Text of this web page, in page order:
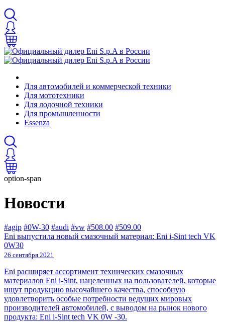
Для автомобилей и коммерческой техники
Для мототехники
Для лодочной техники
Для промышленности
Essenza
option-span
Новости
#agip #0W-30 #audi #vw #508.00 #509.00
Eni выпустила новый смазочный материал: Eni i-Sint tech VK
0W30
26 сентября 2021
Eni расширяет ассортимент технических смазочных
материалов Eni i-Sint, нацеленных на пользователей, которые
ищут продукцию высочайшего качества, способную
удовлетворить особые потребности ведущих мировых
производителей автомобилей, с выводом на рынок нового
продукта: Eni i-Sint tech VK 0W -30.